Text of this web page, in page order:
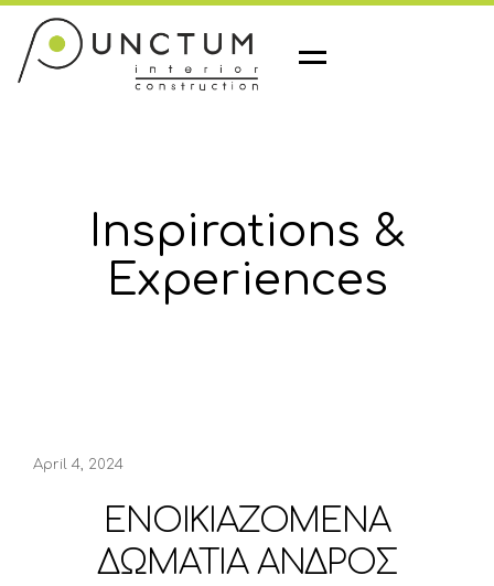
M
Inspirations &
Experiences
April 4, 2024
EΝΟΙΚΙΑΖΟΜΕΝΑ
ΔΩΜΑΤΙΑ ΑΝΔΡΟΣ